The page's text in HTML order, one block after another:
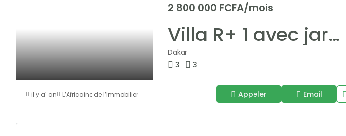
2 800 000 FCFA/mois
Villa R+ 1 avec jardin et piscine à louer aux sur la corniche des almadies
Dakar
3
3
il y a1 an L’Africaine de l’Immobilier Appeler Email